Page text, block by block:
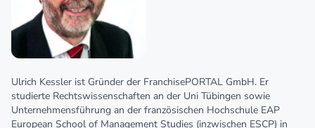
Ulrich Kessler ist Gründer der FranchisePORTAL GmbH. Er
studierte Rechtswissenschaften an der Uni Tübingen sowie
Unternehmensführung an der französischen Hochschule EAP
European School of Management Studies (inzwischen ESCP) in